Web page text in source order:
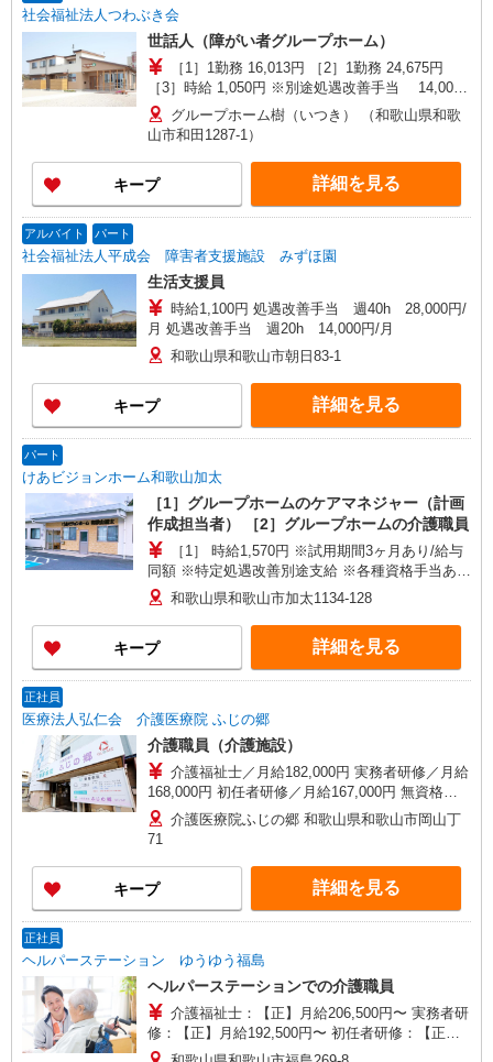
社会福祉法人つわぶき会
世話人（障がい者グループホーム）
［1］1勤務 16,013円 ［2］1勤務 24,675円
［3］時給 1,050円 ※別途処遇改善手当 14,000
円/月支給 ※交通費支給（規定あり）
グループホーム樹（いつき） （和歌山県和歌
山市和田1287-1）
キープ 詳細を見る
アルバイト パート
社会福祉法人平成会 障害者支援施設 みずほ園
生活支援員
時給1,100円 処遇改善手当 週40h 28,000円/
月 処遇改善手当 週20h 14,000円/月
和歌山県和歌山市朝日83-1
キープ 詳細を見る
パート
けあビジョンホーム和歌山加太
［1］グループホームのケアマネジャー（計画
作成担当者） ［2］グループホームの介護職員
［1］ 時給1,570円 ※試用期間3ヶ月あり/給与
同額 ※特定処遇改善別途支給 ※各種資格手当あり
［2］ 時給1,045円〜1,095円 （経験・資格等によ
る） ※夜勤手当：6,000円/1回 ※試用期間3ヶ月あ
り/給与同額 ※各種資格手当あり
和歌山県和歌山市加太1134-128
キープ 詳細を見る
正社員
医療法人弘仁会 介護医療院 ふじの郷
介護職員（介護施設）
介護福祉士／月給182,000円 実務者研修／月給
168,000円 初任者研修／月給167,000円 無資格／
月給165,000円 （一律手当、処遇改善手当含む）
【月収例】 介護福祉士／249,000円 実務者研修／
226,000円 （月給＋夜勤6回の場合） 【別途手当
支給】 ■夜勤手当（1回） ・介護福祉士／9,500円
・実務者研修／9,000円 ・初任者研修／9,000円 ・
他、手当あります。備考をご覧ください。〜
介護医療院ふじの郷 和歌山県和歌山市岡山丁
71
キープ 詳細を見る
正社員
ヘルパーステーション ゆうゆう福島
ヘルパーステーションでの介護職員
介護福祉士：【正】月給206,500円〜 実務者研
修：【正】月給192,500円〜 初任者研修：【正】
月給191,500円〜 （一律手当、処遇改善手当含